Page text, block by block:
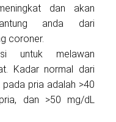
dan akan
anda dari
coroner.
untuk melawan
Kadar normal dari
pada pria adalah >40
dan >50 mg/dL